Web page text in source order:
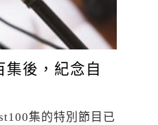
集後，紀念自
集的特別節目已